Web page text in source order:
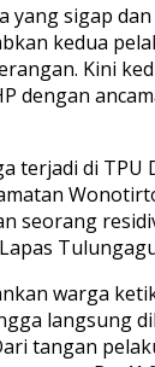
yang sigap
kedua
Kini
dengan
terjadi di TPU
seorang
warga
langsung
tangan